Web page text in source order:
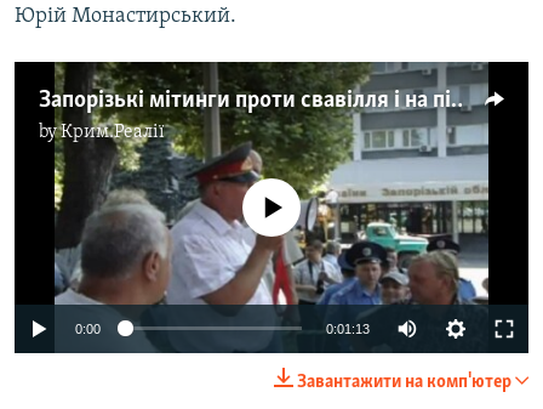
Юрій Монастирський.
Запорізькі мітинги проти свавілля і на підтримку міліції
byКрим.Реалії
No media source currently available
0:00 0:01:13
Завантажити на комп'ютер